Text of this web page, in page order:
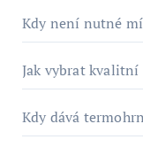
Kdy není nutné
Jak vybrat kvalitní
Kdy dává